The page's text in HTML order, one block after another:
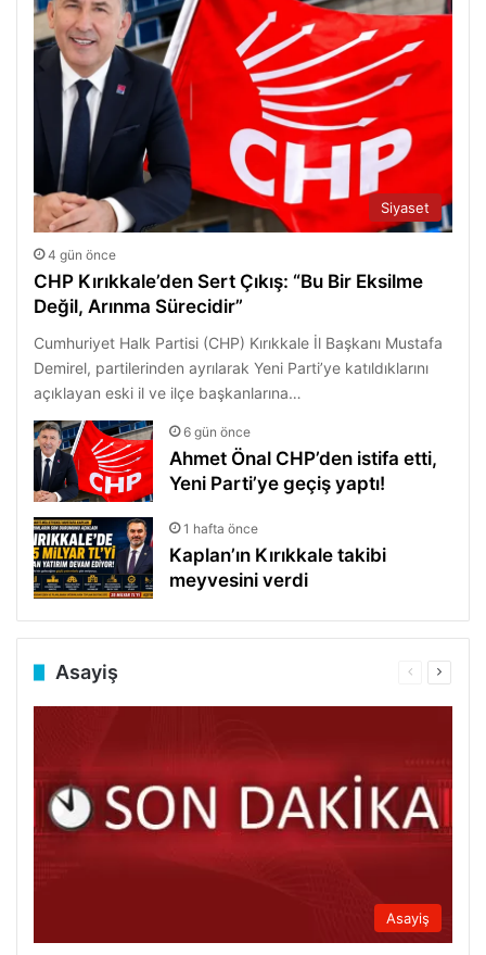
Siyaset
4 gün önce
CHP Kırıkkale’den Sert Çıkış: “Bu Bir Eksilme
Değil, Arınma Sürecidir”
Cumhuriyet Halk Partisi (CHP) Kırıkkale İl Başkanı Mustafa
Demirel, partilerinden ayrılarak Yeni Parti’ye katıldıklarını
açıklayan eski il ve ilçe başkanlarına…
6 gün önce
Ahmet Önal CHP’den istifa etti,
Yeni Parti’ye geçiş yaptı!
1 hafta önce
Kaplan’ın Kırıkkale takibi
meyvesini verdi
Asayiş
Önceki
Asayiş